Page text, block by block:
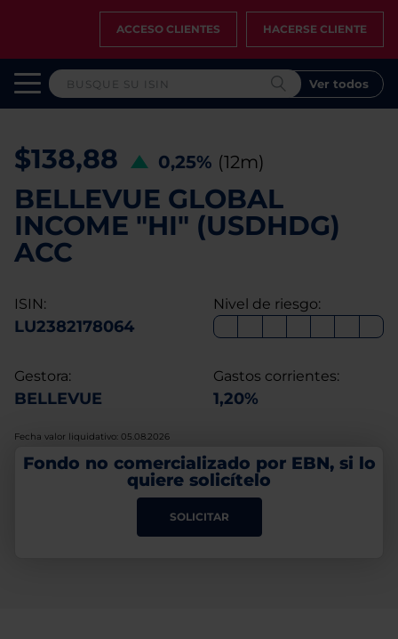
ACCESO CLIENTES HACERSE CLIENTE
Ver todos
$138,88 0,25% (12m)
BELLEVUE GLOBAL
INCOME "HI" (USDHDG)
ACC
ISIN:
LU2382178064
Nivel de riesgo:
Gestora:
BELLEVUE
Gastos corrientes:
1,20%
Fecha valor liquidativo: 05.08.2026
Fondo no comercializado por EBN, si lo
quiere solicítelo
SOLICITAR